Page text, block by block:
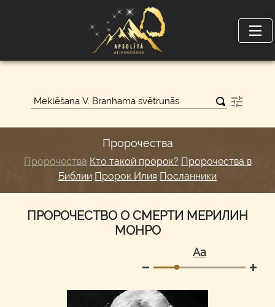
Пророчества
Пророчества Кто такой пророк? Пророчества в
Библии Пророк Илия Посланники
ПРОРОЧЕСТВО О СМЕРТИ МЕРИЛИН
МОНРО
Аа